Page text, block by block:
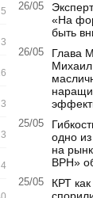
5
3
3
3
4
26/05
«На
быть
26/05
Глава
25/05
одно
на
ВРН»
25/05
КРТ